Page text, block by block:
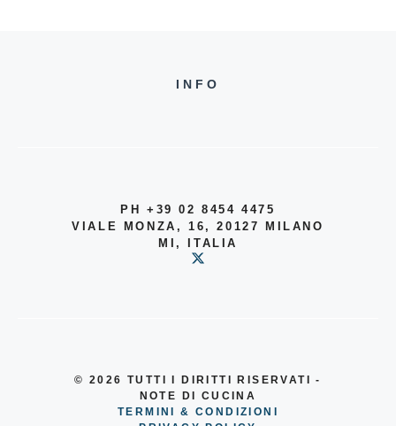
INFO
PH +39 02 8454 4475
VIALE MONZA, 16, 20127 MILANO
MI, ITALIA
© 2026 TUTTI I DIRITTI RISERVATI -
NOTE DI CUCINA
TERMINI & CONDIZIONI